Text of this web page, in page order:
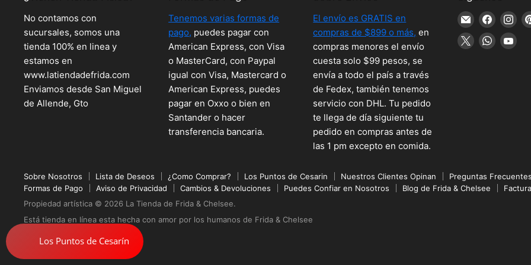
No contamos con
sucursales, somos una
tienda 100% en linea y
estamos en
www.latiendadefrida.com
Enviamos desde San Miguel
de Allende, Gto
Tenemos varias formas de
pago, puedes pagar con
American Express, con Visa
o MasterCard, con Paypal
igual con Visa, Mastercard o
American Express, puedes
pagar en Oxxo o bien en
Santander o hacer
transferencia bancaria.
El envío es GRATIS en
compras de $899 o más, en
compras menores el envío
cuesta solo $99 pesos, se
envía a todo el país a través
de Fedex, también tenemos
servicio con DHL. Tu pedido
te llega de día siguiente tu
pedido en compras antes de
las 1 pm excepto en comida.
en
Correo
en
Facebook
Encuéntrenos
Sobre Nosotros Lista de Deseos ¿Como Comprar? Los Puntos de Cesarin Nuestros Clientes Opinan Preguntas Frecuentes
Formas de Pago
Aviso de Privacidad Cambios & Devoluciones Puedes Confiar en Nosotros Blog de Frida & Chelsee
Propiedad artística © 2026 La Tienda de Frida & Chelsee.
Está tienda en línea esta hecha con amor por los humanos de Frida & Chelsee